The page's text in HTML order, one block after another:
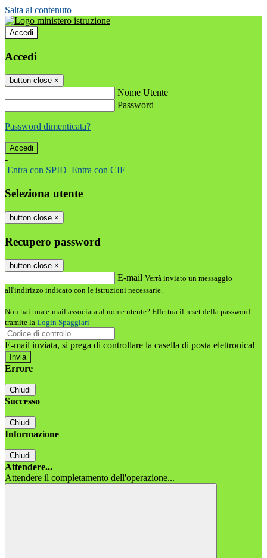
Salta al contenuto
Accedi
Accedi
button close ×
Nome Utente
Password
Password dimenticata?
-
Entra con SPID Entra con CIE
Seleziona utente
button close ×
Recupero password
button close ×
E-mail Verrà inviato un messaggio
all'indirizzo indicato con le istruzioni necessarie.
Non hai una e-mail associata al nome utente? Effettua il reset della password
tramite la Login Spaggiari
E-mail inviata, si prega di controllare la casella di posta elettronica!
Errore
Chiudi
Successo
Chiudi
Informazione
Chiudi
Attendere...
Attendere il completamento dell'operazione...